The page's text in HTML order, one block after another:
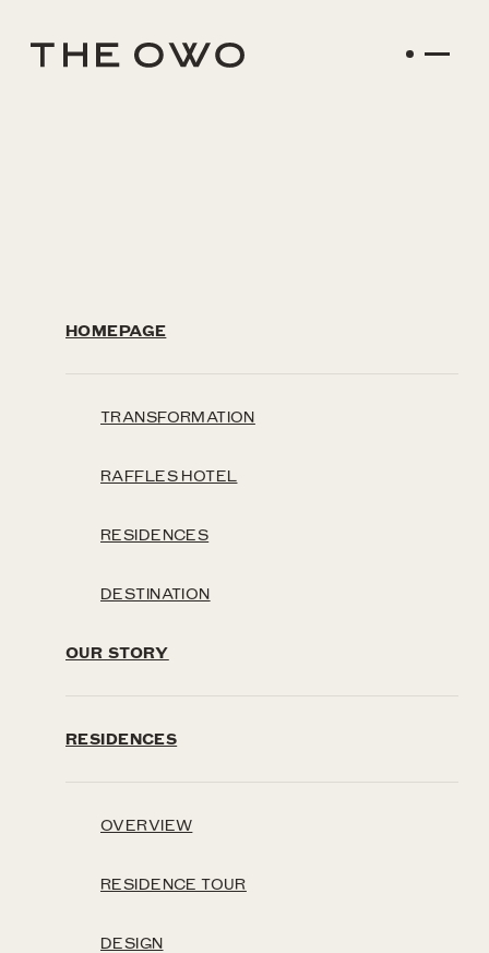
HOMEPAGE
TRANSFORMATION
RAFFLES HOTEL
RESIDENCES
DESTINATION
OUR STORY
RESIDENCES
OVERVIEW
RESIDENCE TOUR
DESIGN